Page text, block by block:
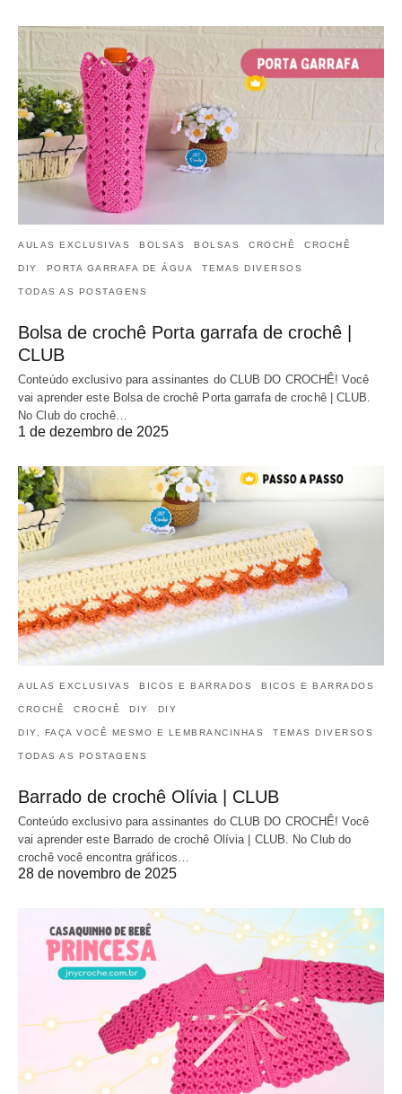
AULAS EXCLUSIVAS BOLSAS BOLSAS CROCHÊ CROCHÊ
DIY PORTA GARRAFA DE ÁGUA TEMAS DIVERSOS
TODAS AS POSTAGENS
Bolsa de crochê Porta garrafa de crochê |
CLUB
Conteúdo exclusivo para assinantes do CLUB DO CROCHÊ! Você
vai aprender este Bolsa de crochê Porta garrafa de crochê | CLUB.
No Club do crochê…
1 de dezembro de 2025
AULAS EXCLUSIVAS BICOS E BARRADOS BICOS E BARRADOS
CROCHÊ CROCHÊ DIY DIY
DIY, FAÇA VOCÊ MESMO E LEMBRANCINHAS TEMAS DIVERSOS
TODAS AS POSTAGENS
Barrado de crochê Olívia | CLUB
Conteúdo exclusivo para assinantes do CLUB DO CROCHÊ! Você
vai aprender este Barrado de crochê Olívia | CLUB. No Club do
crochê você encontra gráficos…
28 de novembro de 2025